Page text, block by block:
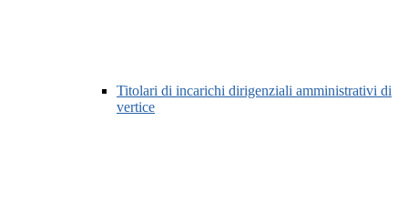
Titolari di incarichi dirigenziali amministrativi di
vertice